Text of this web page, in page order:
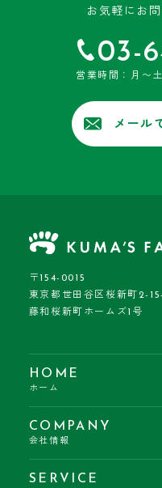
お気軽にお
03-
営業時間：月〜
メール
〒154-0015
東京都世田谷区桜新町2-
藤和桜新町ホームズ1号
HOME
ホーム
COMPANY
会社情報
SERVICE